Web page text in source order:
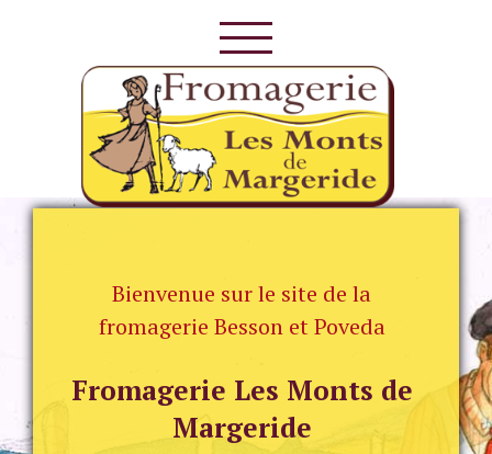
Rechercher
Bienvenue sur le site de la
fromagerie Besson et Poveda
Fromagerie Les Monts de
Margeride